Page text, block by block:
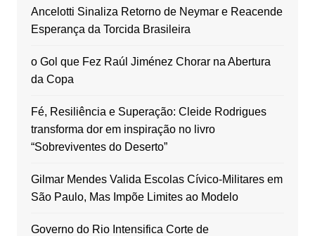
Ancelotti Sinaliza Retorno de Neymar e Reacende
Esperança da Torcida Brasileira
o Gol que Fez Raúl Jiménez Chorar na Abertura
da Copa
Fé, Resiliência e Superação: Cleide Rodrigues
transforma dor em inspiração no livro
“Sobreviventes do Deserto”
Gilmar Mendes Valida Escolas Cívico-Militares em
São Paulo, Mas Impõe Limites ao Modelo
Governo do Rio Intensifica Corte de